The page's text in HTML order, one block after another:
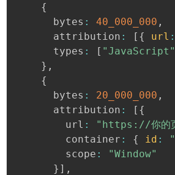
{
      bytes
: 40_000_000 ,
      attribution
: [ { url :
      types
: [ "JavaScript"
} ,
{
      bytes
: 20_000_000 ,
      attribution
: [ {
        url
: "https://你的
        container
: { id :
        scope
:
"Window"
} ] ,